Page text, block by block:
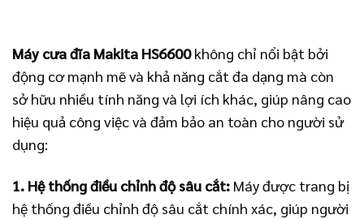
Máy cưa đĩa Makita HS6600không chỉ nổi bật bởi
động cơ mạnh mẽ và khả năng cắt đa dạng mà còn
sở hữu nhiều tính năng và lợi ích khác, giúp nâng cao
hiệu quả công việc và đảm bảo an toàn cho người sử
dụng:
1. Hệ thống điều chỉnh độ sâu cắt: Máy được trang bị
hệ thống điều chỉnh độ sâu cắt chính xác, giúp người